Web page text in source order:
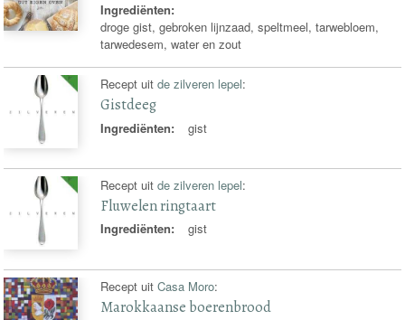
Ingrediënten:
droge gist, gebroken lijnzaad, speltmeel, tarwebloem,
tarwedesem, water en zout
Recept uitde zilveren lepel:
Gistdeeg
Ingrediënten: gist
Recept uitde zilveren lepel:
Fluwelen ringtaart
Ingrediënten: gist
Recept uitCasa Moro:
Marokkaanse boerenbrood